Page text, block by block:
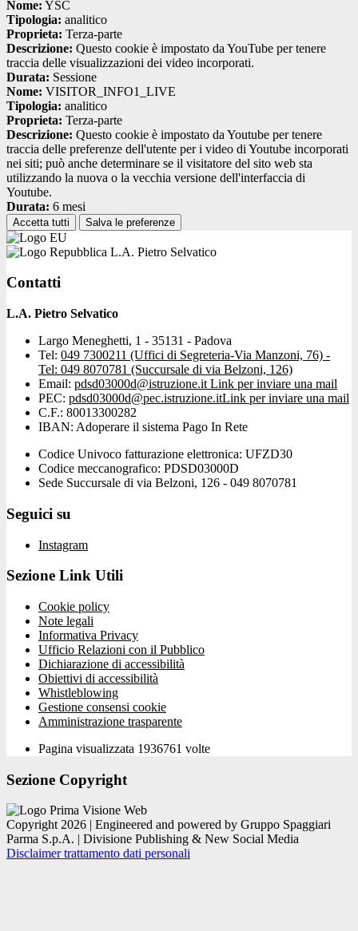
Nome: YSC
Tipologia: analitico
Proprieta: Terza-parte
Descrizione: Questo cookie è impostato da YouTube per tenere
traccia delle visualizzazioni dei video incorporati.
Durata: Sessione
Nome: VISITOR_INFO1_LIVE
Tipologia: analitico
Proprieta: Terza-parte
Descrizione: Questo cookie è impostato da Youtube per tenere
traccia delle preferenze dell'utente per i video di Youtube incorporati
nei siti; può anche determinare se il visitatore del sito web sta
utilizzando la nuova o la vecchia versione dell'interfaccia di
Youtube.
Durata: 6 mesi
Accetta tutti Salva le preferenze
L.A. Pietro Selvatico
Contatti
L.A. Pietro Selvatico
Largo Meneghetti, 1 - 35131 - Padova
Tel: 049 7300211 (Uffici di Segreteria-Via Manzoni, 76) -
Tel: 049 8070781 (Succursale di via Belzoni, 126)
Email: pdsd03000d@istruzione.it Link per inviare una mail
PEC: pdsd03000d@pec.istruzione.itLink per inviare una mail
C.F.: 80013300282
IBAN: Adoperare il sistema Pago In Rete
Codice Univoco fatturazione elettronica: UFZD30
Codice meccanografico: PDSD03000D
Sede Succursale di via Belzoni, 126 - 049 8070781
Seguici su
Instagram
Sezione Link Utili
Cookie policy
Note legali
Informativa Privacy
Ufficio Relazioni con il Pubblico
Dichiarazione di accessibilità
Obiettivi di accessibilità
Whistleblowing
Gestione consensi cookie
Amministrazione trasparente
Pagina visualizzata 1936761 volte
Sezione Copyright
Copyright 2026 | Engineered and powered by Gruppo Spaggiari
Parma S.p.A. | Divisione Publishing & New Social Media
Disclaimer trattamento dati personali